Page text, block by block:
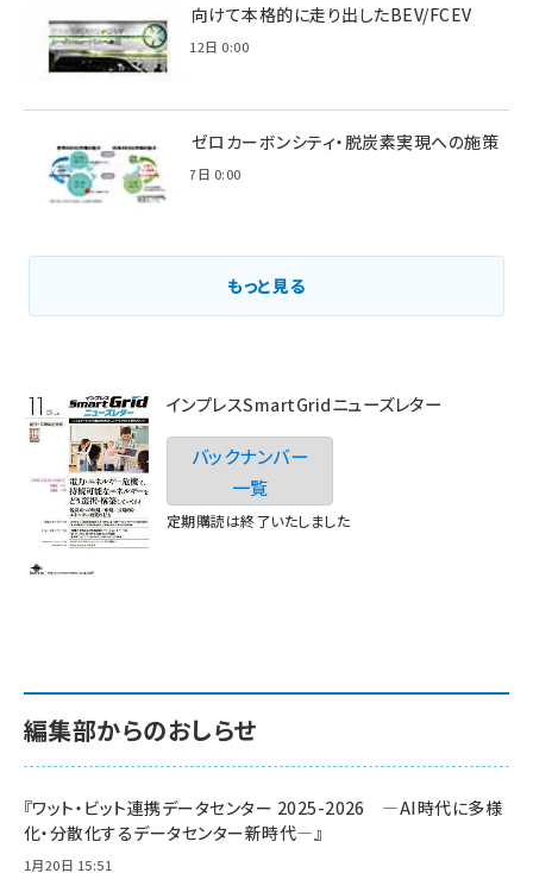
脱炭素に向けて本格的に走り出したBEV/FCEV
2022年6月12日 0:00
環境省のゼロカーボンシティ・脱炭素実現への施策
2021年3月7日 0:00
もっと見る
インプレスSmartGridニューズレター
バックナンバー
一覧
定期購読は終了いたしました
編集部からのおしらせ
『ワット・ビット連携データセンター 2025-2026 ―AI時代に多様
化・分散化するデータセンター新時代―』
1月20日 15:51